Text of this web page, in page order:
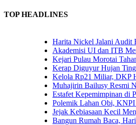
TOP HEADLINES
Harita Nickel Jalani Audit
Akademisi UI dan ITB
Kejari Pulau Morotai Tahan
Kerap Diguyur Hujan Tinggi,
Kelola Rp21 Miliar, DKP
Muhajirin Bailusy Resmi
Estafet Kepemimpinan di
Polemik Lahan Obi, KNPI
Jejak Kebiasaan Kecil
Bangun Rumah Baca, Harita